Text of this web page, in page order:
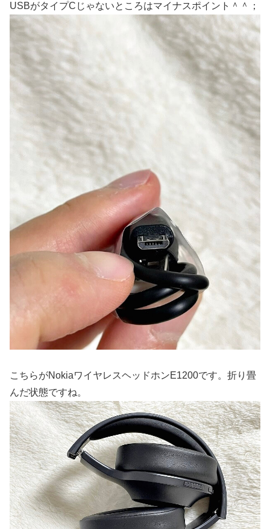
USBがタイプCじゃないところはマイナスポイント＾＾；
こちらがNokiaワイヤレスヘッドホンE1200です。折り畳
んだ状態ですね。